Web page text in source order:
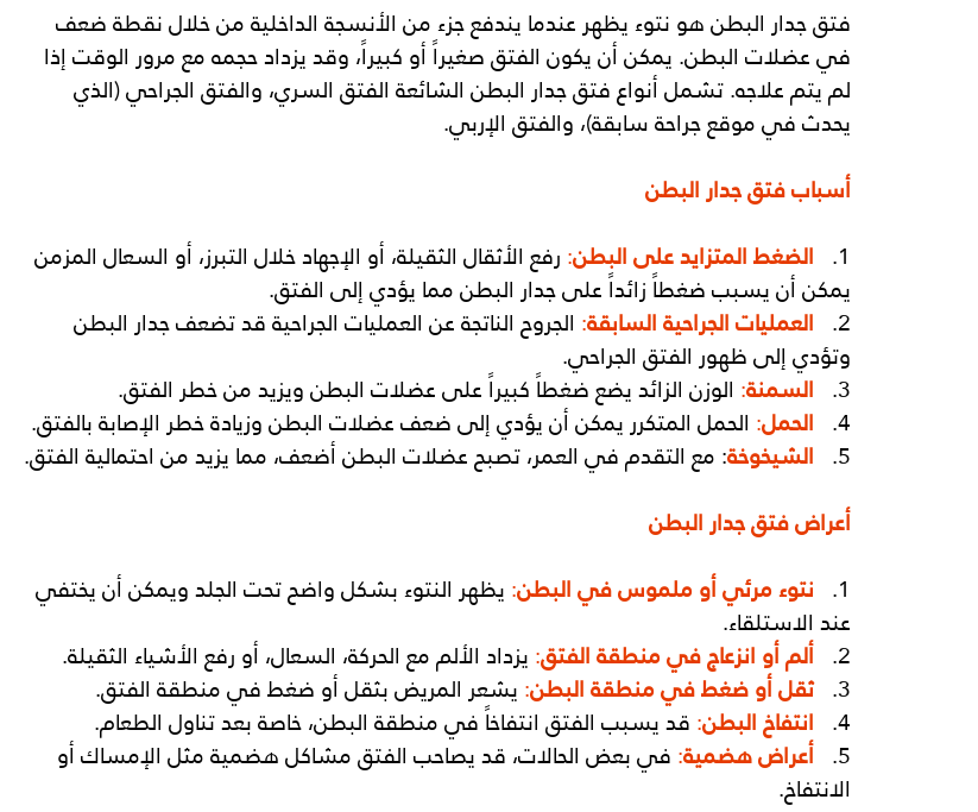
فتق جدار البطن هو نتوء يظهر عندما يندفع جزء من الأنسجة الداخلية من خلال نقطة ضعف
في عضلات البطن. يمكن أن يكون الفتق صغيراً أو كبيراً، وقد يزداد حجمه مع مرور الوقت إذا
لم يتم علاجه. تشمل أنواع فتق جدار البطن الشائعة الفتق السري، والفتق الجراحي (الذي
يحدث في موقع جراحة سابقة)، والفتق الإربي.
أسباب فتق جدار البطن
1.
الضغط المتزايد على البطن: رفع الأثقال الثقيلة، أو الإجهاد خلال التبرز، أو السعال المزمن
يمكن أن يسبب ضغطاً زائداً على جدار البطن مما يؤدي إلى الفتق.
2. العمليات الجراحية السابقة: الجروح الناتجة عن العمليات الجراحية قد تضعف جدار البطن
وتؤدي إلى ظهور الفتق الجراحي.
3. السمنة: الوزن الزائد يضع ضغطاً كبيراً على عضلات البطن ويزيد من خطر الفتق.
4. الحمل: الحمل المتكرر يمكن أن يؤدي إلى ضعف عضلات البطن وزيادة خطر الإصابة بالفتق.
5. الشيخوخة: مع التقدم في العمر، تصبح عضلات البطن أضعف، مما يزيد من احتمالية الفتق.
أعراض فتق جدار البطن
1.
نتوء مرئي أو ملموس في البطن: يظهر النتوء بشكل واضح تحت الجلد ويمكن أن يختفي
عند الاستلقاء.
2. ألم أو انزعاج في منطقة الفتق: يزداد الألم مع الحركة، السعال، أو رفع الأشياء الثقيلة.
3. ثقل أو ضغط في منطقة البطن: يشعر المريض بثقل أو ضغط في منطقة الفتق.
4. انتفاخ البطن: قد يسبب الفتق انتفاخاً في منطقة البطن، خاصة بعد تناول الطعام.
5. أعراض هضمية: في بعض الحالات، قد يصاحب الفتق مشاكل هضمية مثل الإمساك أو
الانتفاخ.